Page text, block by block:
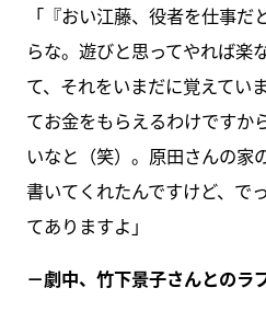
「『おい江藤、役者を仕事
らな。遊びと思ってやれば楽
て、それをいまだに覚えてい
てお金をもらえるわけですか
いなと（笑）。原田さんの家
書いてくれたんですけど、で
てありますよ」
－劇中、竹下景子さんとのラ